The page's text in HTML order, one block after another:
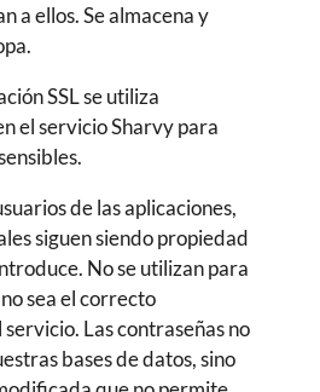
a ellos. Se almacena y
SSL se utiliza
el servicio Sharvy para
de las aplicaciones,
siguen siendo propiedad
No se utilizan para
sea el correcto
Las contraseñas no
bases de datos, sino